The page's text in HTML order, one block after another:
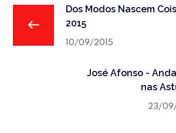
Dos Modos Nascem
2015
10/09/2015
José Afonso -
nas
23/